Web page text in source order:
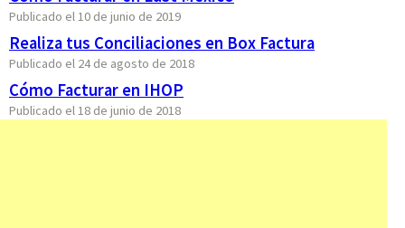
Publicado el 10 de junio de 2019
Realiza tus Conciliaciones en Box Factura
Publicado el 24 de agosto de 2018
Cómo Facturar en IHOP
Publicado el 18 de junio de 2018